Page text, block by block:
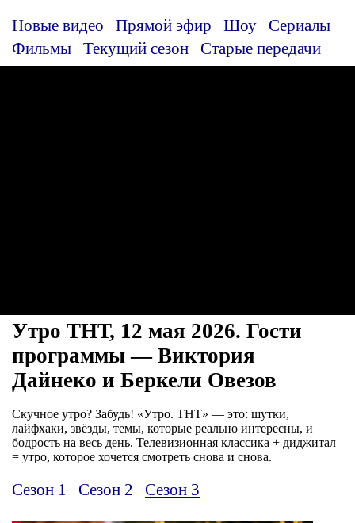
Новые видео Прямой эфир Шоу
Сериалы
Фильмы
Текущий сезон Старые передачи
Утро ТНТ, 12 мая 2026. Гости
программы — Виктория
Дайнеко и Беркели Овезов
Скучное утро? Забудь! «Утро. ТНТ» — это: шутки,
лайфхаки, звёзды, темы, которые реально интересны, и
бодрость на весь день. Телевизионная классика + диджитал
= утро, которое хочется смотреть снова и снова.
Сезон 1 Сезон 2 Сезон 3